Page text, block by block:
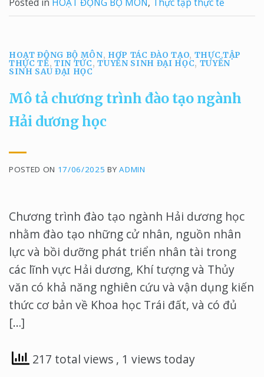
Posted in HOẠT ĐỘNG BỘ MÔN, Thực tập thực tế
HOẠT ĐỘNG BỘ MÔN, HỢP TÁC ĐÀO TẠO, THỰC TẬP
THỰC TẾ,TIN TỨC,TUYỂN SINH ĐẠI HỌC, TUYỂN
SINH SAU ĐẠI HỌC
Mô tả chương trình đào tạo ngành
Hải dương học
POSTED ON 17/06/2025 BYADMIN
Chương trình đào tạo ngành Hải dương học
nhằm đào tạo những cử nhân, nguồn nhân
lực và bồi dưỡng phát triển nhân tài trong
các lĩnh vực Hải dương, Khí tượng và Thủy
văn có khả năng nghiên cứu và vận dụng kiến
thức cơ bản về Khoa học Trái đất, và có đủ
[…]
217 total views , 1 views today